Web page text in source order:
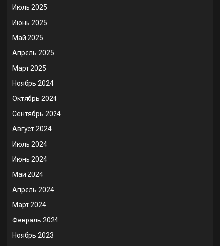
Июль 2025
Июнь 2025
Май 2025
Апрель 2025
Март 2025
Ноябрь 2024
Октябрь 2024
Сентябрь 2024
Август 2024
Июль 2024
Июнь 2024
Май 2024
Апрель 2024
Март 2024
Февраль 2024
Ноябрь 2023